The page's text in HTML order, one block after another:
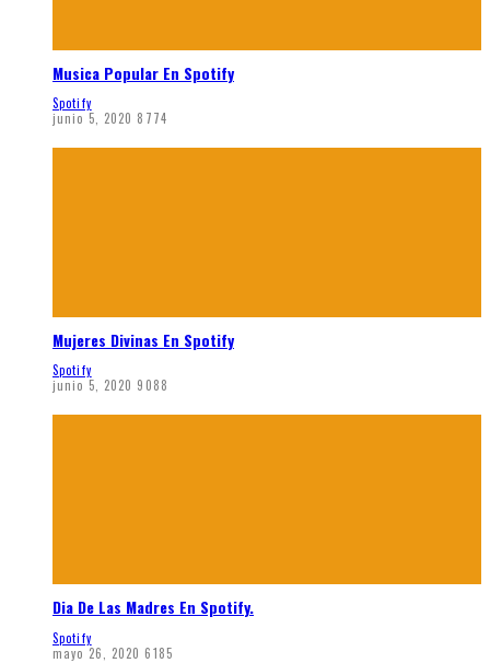
Musica Popular En Spotify
Spotify
junio 5, 2020 8774
Mujeres Divinas En Spotify
Spotify
junio 5, 2020 9088
Dia De Las Madres En Spotify.
Spotify
mayo 26, 2020 6185